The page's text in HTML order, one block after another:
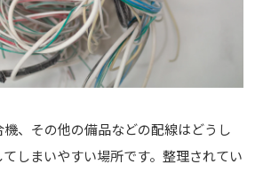
、その他の備品などの配線はどうし
しまいやすい場所です。整理されてい